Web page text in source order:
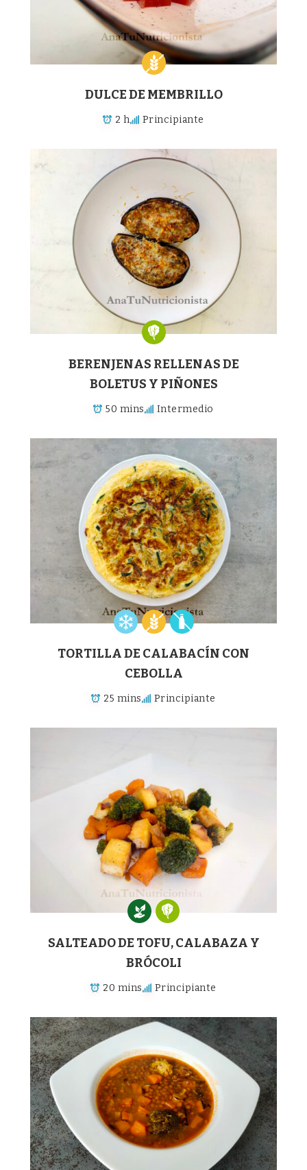
DULCE DE MEMBRILLO
2 h Principiante
BERENJENAS RELLENAS DE
BOLETUS Y PIÑONES
50 mins Intermedio
TORTILLA DE CALABACÍN CON
CEBOLLA
25 mins Principiante
SALTEADO DE TOFU, CALABAZA Y
BRÓCOLI
20 mins Principiante